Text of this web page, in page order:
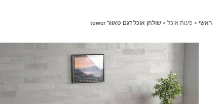
ראשי > פינות אוכל > שולחן אוכל דגם טאוור tower